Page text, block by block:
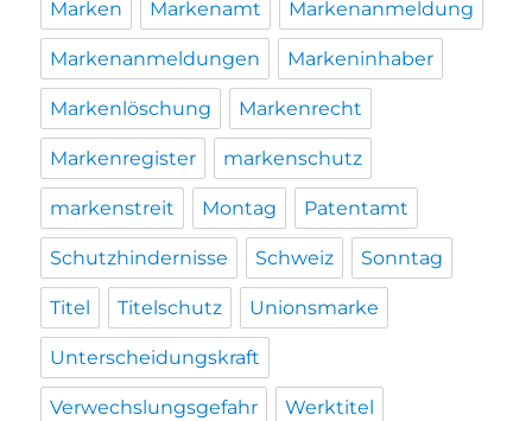
Marken Markenamt Markenanmeldung
Markenanmeldungen Markeninhaber
Markenlöschung Markenrecht
Markenregister markenschutz
markenstreit Montag Patentamt
Schutzhindernisse Schweiz Sonntag
Titel Titelschutz Unionsmarke
Unterscheidungskraft
Verwechslungsgefahr Werktitel